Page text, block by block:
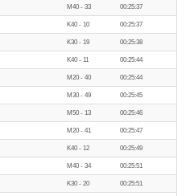
M40 - 33 00:25:37
K40 - 10 00:25:37
K30 - 19 00:25:38
K40 - 11 00:25:44
M20 - 40 00:25:44
M30 - 49 00:25:45
M50 - 13 00:25:46
M20 - 41 00:25:47
K40 - 12 00:25:49
M40 - 34 00:25:51
K30 - 20 00:25:51